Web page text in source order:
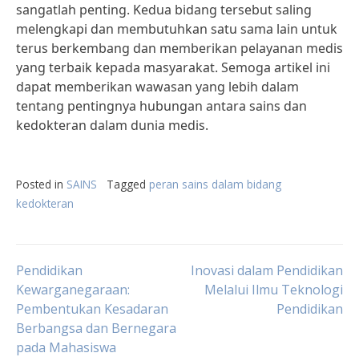
sangatlah penting. Kedua bidang tersebut saling
melengkapi dan membutuhkan satu sama lain untuk
terus berkembang dan memberikan pelayanan medis
yang terbaik kepada masyarakat. Semoga artikel ini
dapat memberikan wawasan yang lebih dalam
tentang pentingnya hubungan antara sains dan
kedokteran dalam dunia medis.
Posted in SAINS Tagged peran sains dalam bidang
kedokteran
Post
navigation
Pendidikan
Kewarganegaraan:
Pembentukan Kesadaran
Berbangsa dan Bernegara
pada Mahasiswa
Inovasi dalam Pendidikan
Melalui Ilmu Teknologi
Pendidikan